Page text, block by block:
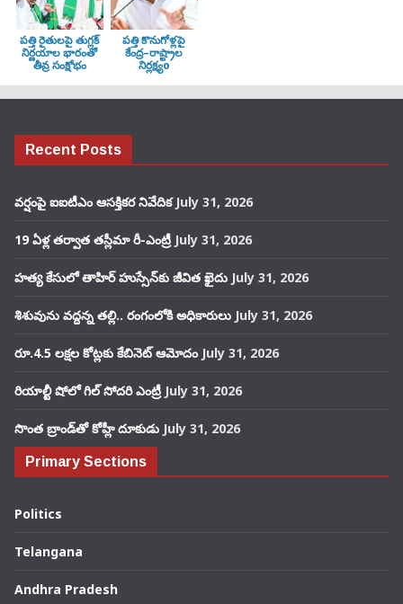
పత్తి రైతులపై తుగ్లక్‌
నిర్ణయాల భారంతో
తీవ్ర సంక్షోభం
పత్తి కొనుగోళ్లపై
కేంద్ర–రాష్ట్రాల
నిర్లక్ష్యo
Recent Posts
వర్షంపై ఐఐటీఎం ఆసక్తికర నివేదిక July 31, 2026
19 ఏళ్ల తర్వాత తస్లీమా రీ-ఎంట్రీ July 31, 2026
హత్య కేసులో తాహిర్ హుస్సేన్‌కు జీవిత ఖైదు July 31, 2026
శిశువును వద్దన్న తల్లి.. రంగంలోకి అధికారులు July 31, 2026
రూ.4.5 లక్షల కోట్లకు కేబినెట్ ఆమోదం July 31, 2026
రియాల్టీ షోలో గిల్ సోదరి ఎంట్రీ July 31, 2026
సొంత బ్రాండ్‌తో కోహ్లీ దూకుడు July 31, 2026
Primary Sections
Politics
Telangana
Andhra Pradesh